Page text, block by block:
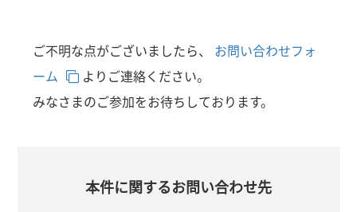
ご不明な点がございましたら、 お問い合わせフォ
ーム
よりご連絡ください。
みなさまのご参加をお待ちしております。
本件に関するお問い合わせ先